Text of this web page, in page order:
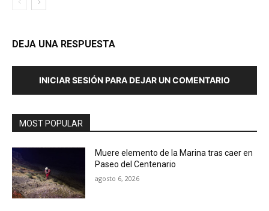
DEJA UNA RESPUESTA
INICIAR SESIÓN PARA DEJAR UN COMENTARIO
MOST POPULAR
Muere elemento de la Marina tras caer en
Paseo del Centenario
agosto 6, 2026